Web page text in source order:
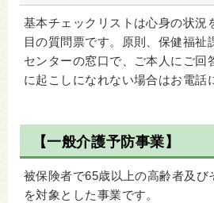
基本チェックリストは心身の状況
目の質問票です。原則、保健福祉
センターの窓口で、ご本人にご回
に起こしになれない場合はお電話
【一般介護予防事業】
被保険者で65歳以上の高齢者及び
を対象とした事業です。